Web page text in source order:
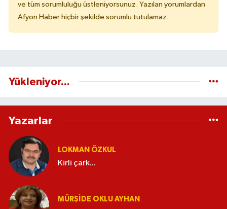
ve tüm sorumluluğu üstleniyorsunuz. Yazılan yorumlardan
Afyon Haber hiçbir şekilde sorumlu tutulamaz.
Yükleniyor...
Yazarlar
LOKMAN ÖZKUL
Kirli çark...
MÜRŞIDE OKLU AYHAN